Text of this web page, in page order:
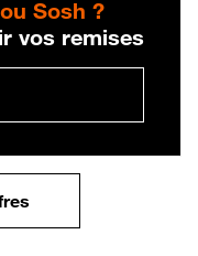
Sosh ?
vos remises